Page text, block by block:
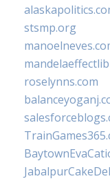
stsmp.org
roselynns.com